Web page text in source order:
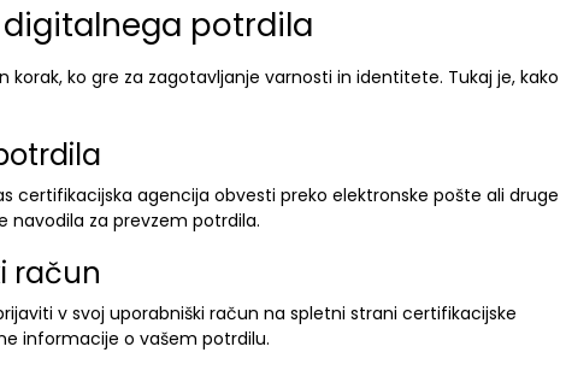
potrdila
ko gre za zagotavljanje varnosti in identitete. Tukaj je, kako
certifikacijska agencija obvesti preko elektronske pošte ali druge
navodila za prevzem potrdila.
račun
v svoj uporabniški račun na spletni strani certifikacijske
informacije o vašem potrdilu.